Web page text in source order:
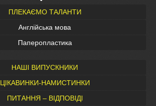
ПЛЕКАЄМО ТАЛАНТИ
Англійська мова
Паперопластика
НАШІ ВИПУСКНИКИ
ЦІКАВИНКИ-НАМИСТИНКИ
ПИТАННЯ – ВІДПОВІДІ